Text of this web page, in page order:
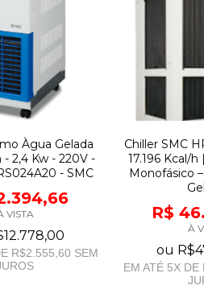
Àgua Gelada
2,4 Kw - 220V -
- SMC
VISTA
R$2.555,60 SEM
Chiller SMC
17.196 Kcal/
Monofásico
R$
À
ou
EM ATÉ 5X DE